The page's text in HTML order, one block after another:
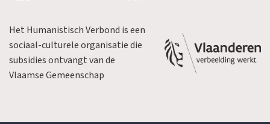
Het Humanistisch Verbond is een
sociaal-culturele organisatie die
subsidies ontvangt van de
Vlaamse Gemeenschap